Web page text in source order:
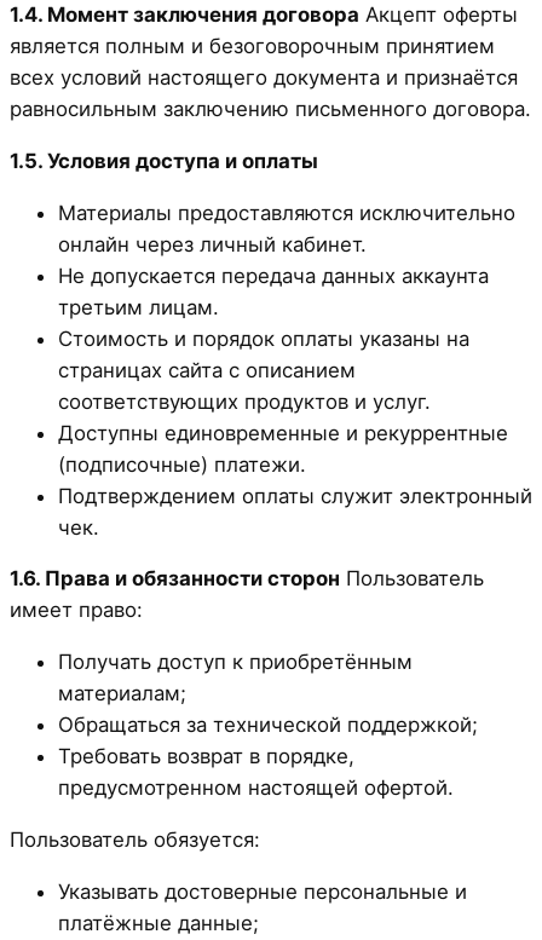
1.4. Момент заключения договора Акцепт оферты
является полным и безоговорочным принятием
всех условий настоящего документа и признаётся
равносильным заключению письменного договора.
1.5. Условия доступа и оплаты
Материалы предоставляются исключительно
онлайн через личный кабинет.
Не допускается передача данных аккаунта
третьим лицам.
Стоимость и порядок оплаты указаны на
страницах сайта с описанием
соответствующих продуктов и услуг.
Доступны единовременные и рекуррентные
(подписочные) платежи.
Подтверждением оплаты служит электронный
чек.
1.6. Права и обязанности сторон Пользователь
имеет право:
Получать доступ к приобретённым
материалам;
Обращаться за технической поддержкой;
Требовать возврат в порядке,
предусмотренном настоящей офертой.
Пользователь обязуется:
Указывать достоверные персональные и
платёжные данные;